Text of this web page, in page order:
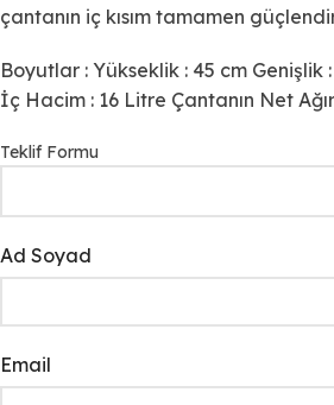
çantanın iç kısım tamamen
Boyutlar : Yükseklik : 45 cm Genişlik
İç Hacim : 16 Litre Çantanın Net
Teklif Formu
Ad Soyad
Email